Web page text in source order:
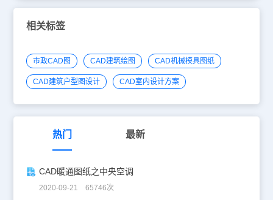
相关标签
市政CAD图 CAD建筑绘图 CAD机械模具图纸
CAD建筑户型图设计 CAD室内设计方案
热门 最新
CAD暖通图纸之中央空调
2020-09-21 65746次